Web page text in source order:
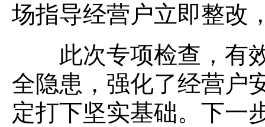
场指导经营户立即整改
此次专项检查，有效
全隐患，强化了经营户
定打下坚实基础。下一